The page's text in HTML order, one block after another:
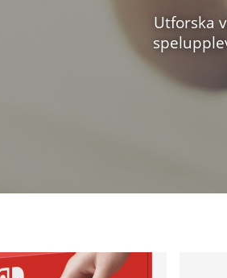
Utforska